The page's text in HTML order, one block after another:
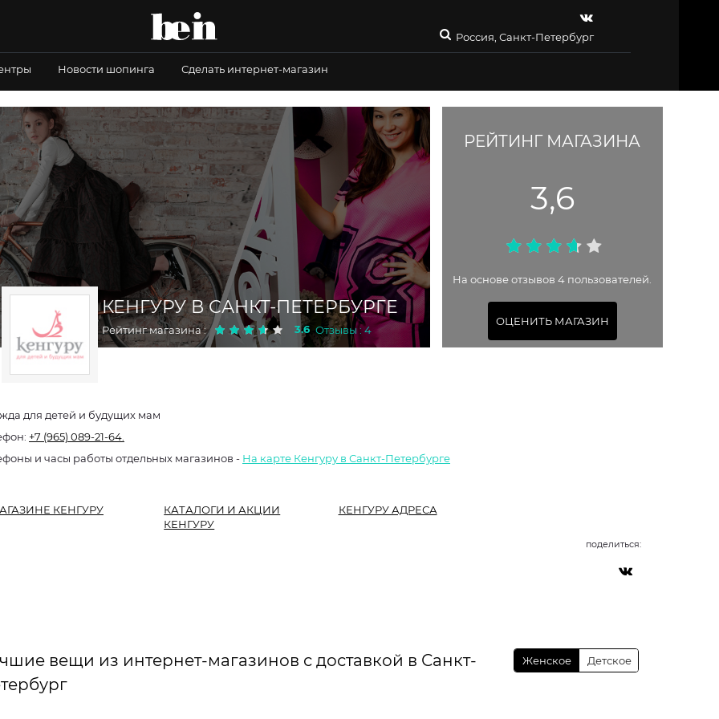
Россия, Санкт-Петербург
Новости шопинга Сделать интернет-магазин
КЕНГУРУ В САНКТ-ПЕТЕРБУРГЕ
Рейтинг магазина : 3.6 Отзывы : 4
РЕЙТИНГ МАГАЗИНА
3,6
На основе отзывов 4 пользователей.
ОЦЕНИТЬ МАГАЗИН
для детей и будущих мам
+7 (965) 089-21-64.
и часы работы отдельных магазинов - На карте Кенгуру в Санкт-Петербурге
КЕНГУРУ
КАТАЛОГИ И АКЦИИ
КЕНГУРУ
КЕНГУРУ АДРЕСА
поделиться:
вещи из интернет-магазинов с доставкой в Санкт-
Женское Детское